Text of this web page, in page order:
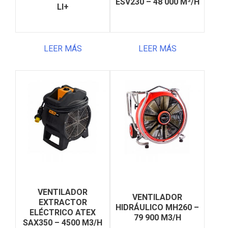
LI+
LEER MÁS LEER MÁS
VENTILADOR
EXTRACTOR
ELÉCTRICO ATEX
SAX350 – 4500 M3/H
VENTILADOR
HIDRÁULICO MH260 –
79 900 M3/H